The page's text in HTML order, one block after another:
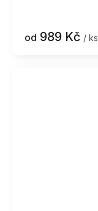
od 989 Kč / ks